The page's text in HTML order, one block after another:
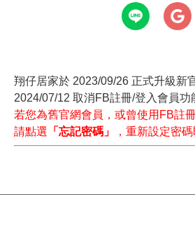
翔仔居家於 2023/09/26 正式升級新
2024/07/12 取消FB註冊/登入會員功
若您為舊官網會員，或曾使用FB註
請點選 「忘記密碼」 ，重新設定密